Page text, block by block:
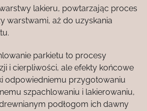
lakieru, powtarzając proces
warstwami, aż do uzyskania
parkietu to procesy
i cierpliwości, ale efekty końcowe
odpowiedniemu przygotowaniu
szpachlowaniu i lakierowaniu,
podłogom ich dawny